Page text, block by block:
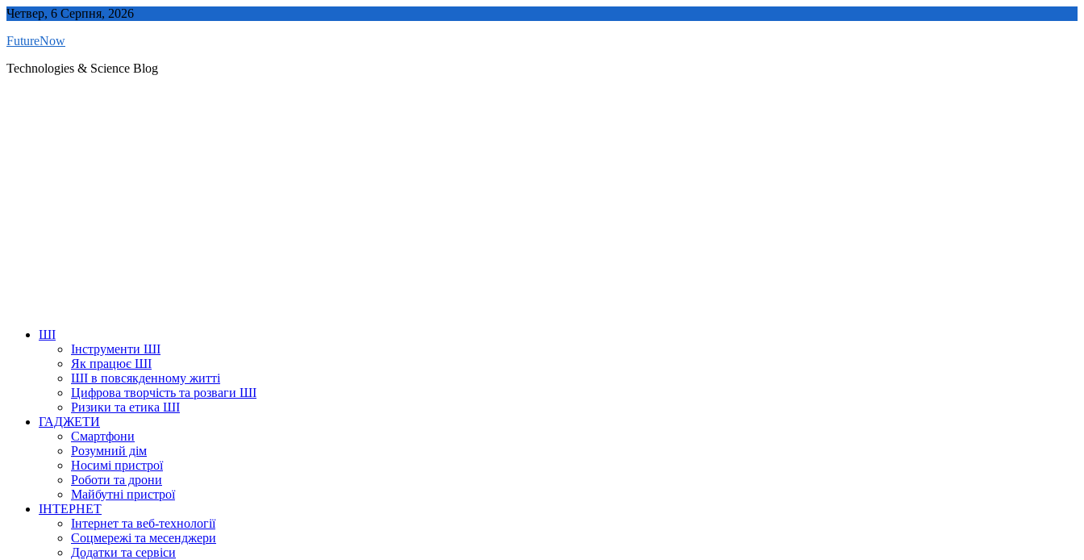
Skip
content
Четвер, 6 Серпня, 2026
FutureNow
Technologies & Science Blog
ШІ
Інструменти ШІ
Як працює ШІ
ШІ в повсякденному житті
Цифрова творчість та розваги ШІ
Ризики та етика ШІ
ГАДЖЕТИ
Смартфони
Розумний дім
Носимі пристрої
Роботи та дрони
Майбутні пристрої
ІНТЕРНЕТ
Інтернет та веб-технології
Соцмережі та месенджери
Додатки та сервіси